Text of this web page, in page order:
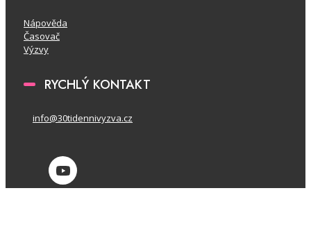
Nápověda
Časovač
Výzvy
RYCHLÝ KONTAKT
info@30tidennivyzva.cz